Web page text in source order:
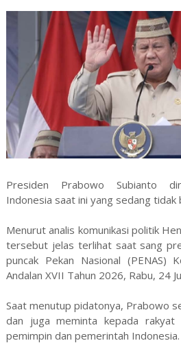
Presiden Prabowo Subianto
Indonesia saat ini yang sedang tidak
Menurut analis komunikasi politik
tersebut jelas terlihat saat sang
puncak Pekan Nasional (PENAS)
Andalan XVII Tahun 2026, Rabu, 24
Saat menutup pidatonya, Prabowo
dan juga meminta kepada rakyat
pemimpin dan pemerintah Indonesia.